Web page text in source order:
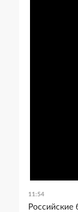
11:54
Российские